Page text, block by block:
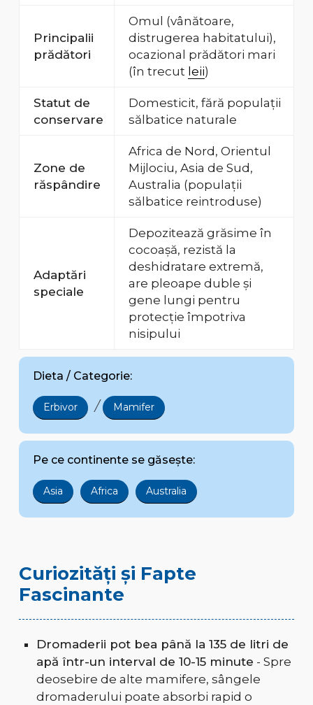
Principalii
prădători
Omul (vânătoare,
distrugerea habitatului),
ocazional prădători mari
(în trecut leii)
Statut de
conservare
Domesticit, fără populații
sălbatice naturale
Zone de
răspândire
Africa de Nord, Orientul
Mijlociu, Asia de Sud,
Australia (populații
sălbatice reintroduse)
Adaptări
speciale
Depozitează grăsime în
cocoașă, rezistă la
deshidratare extremă,
are pleoape duble și
gene lungi pentru
protecție împotriva
nisipului
Dieta / Categorie:
Erbivor / Mamifer
Pe ce continente se găsește:
Asia Africa Australia
Curiozități și Fapte
Fascinante
Dromaderii pot bea până la 135 de litri de
apă într-un interval de 10-15 minute - Spre
deosebire de alte mamifere, sângele
dromaderului poate absorbi rapid o